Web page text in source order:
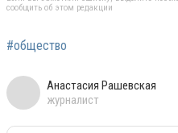
сообщить об этом редакции
#общество
Анастасия Рашевская
журналист